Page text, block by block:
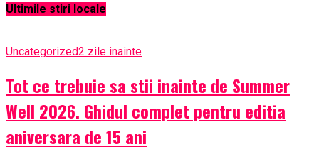
Ultimile stiri locale
Uncategorized2 zile inainte
Tot ce trebuie sa stii inainte de Summer
Well 2026. Ghidul complet pentru editia
aniversara de 15 ani